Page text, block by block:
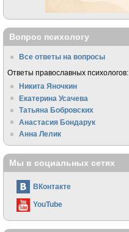
Вопрос психологу
Все ответы на вопросы
Ответы православных психологов:
Никита Яночкин
Екатерина Усачева
Татьяна Бобровских
Анастасия Бондарук
Анна Лелик
Мы в социальных сетях
ВКонтакте
YouTube